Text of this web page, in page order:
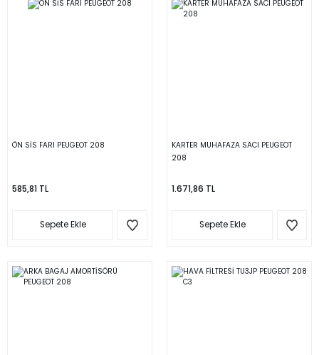
ÖN SİS FARI PEUGEOT 208
585,81 TL
Sepete Ekle
KARTER MUHAFAZA SACI PEUGEOT
208
1.671,86 TL
Sepete Ekle